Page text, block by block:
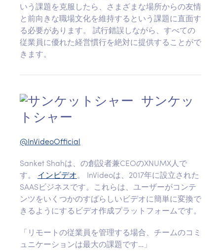
いう課題を克服したら、さまざまな場所からの友情
と前向きな職場文化を維持するという課題に直面す
る必要があります。 試行錯誤しながら、すべての
従業員に優れた経営慣行を絶対に提供することがで
きます。
サンケッ
トシャー
@InVideoOfficial
Sanket Shahは、の創設者兼CEOのXNUMX人で
す。 インビデオ。 InVideoは、2017年に設立された
SAASビジネスです。これらは、ユーザーがコンテ
ンツをいくつかのすばらしいビデオに簡単に変換で
きるようにするビデオ作成プラットフォームです。
「リモートの従業員を管理する場合、チームのコミ
ュニケーションは最大の課題です…」